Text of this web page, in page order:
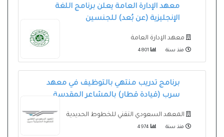
معهد الإدارة العامة يعلن برنامج اللغة
الإنجليزية (عن بُعد) للجنسين
معهد الإدارة العامة
منذ سنة
برنامج تدريب منتهي بالتوظيف في معهد
سرب (قيادة قطار) بالمشاعر المقدسة
المعهد السعودي التقني للخطوط الحديدية
منذ سنة